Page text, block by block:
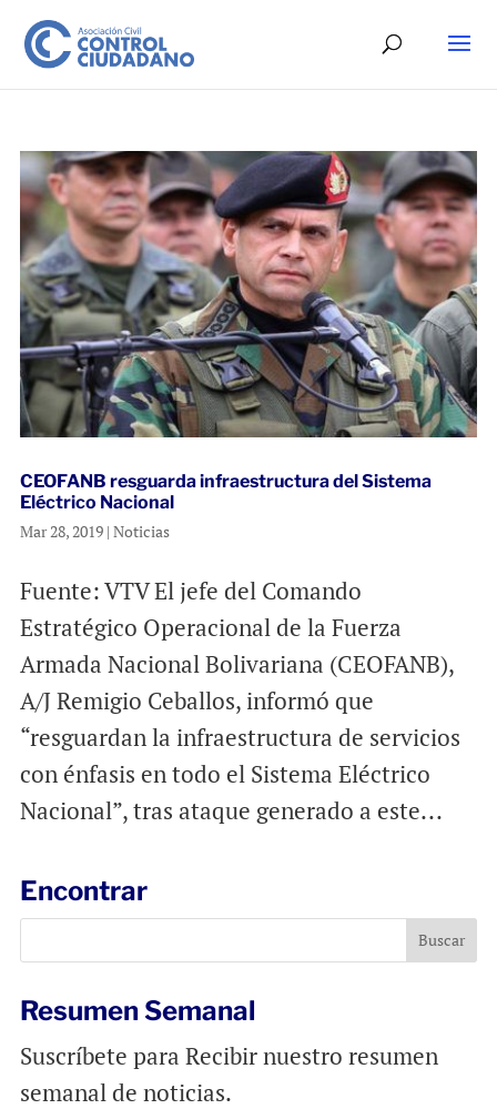
CEOFANB resguarda infraestructura del Sistema
Eléctrico Nacional
Mar 28, 2019| Noticias
Fuente: VTV El jefe del Comando
Estratégico Operacional de la Fuerza
Armada Nacional Bolivariana (CEOFANB),
A/J Remigio Ceballos, informó que
“resguardan la infraestructura de servicios
con énfasis en todo el Sistema Eléctrico
Nacional”, tras ataque generado a este...
Encontrar
Resumen Semanal
Suscríbete para Recibir nuestro resumen
semanal de noticias.